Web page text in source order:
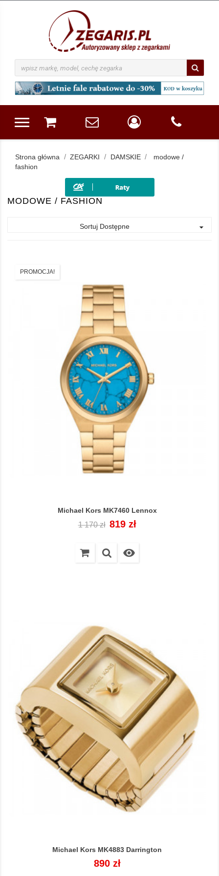
Strona główna ZEGARKI DAMSKIE
modowe /
fashion
MODOWE / FASHION
Sortuj Dostępne 
PROMOCJA!
Michael Kors MK7460 Lennox
Cena
1 170 zł Cena
819 zł

Michael Kors MK4883 Darrington
Cena
890 zł